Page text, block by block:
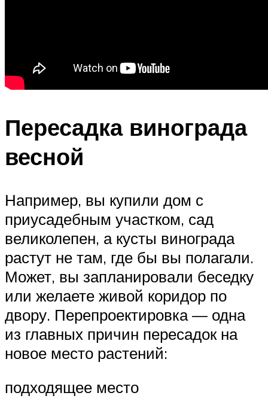
Пересадка винограда
весной
Например, вы купили дом с
приусадебным участком, сад
великолепен, а кусты винограда
растут не там, где бы вы полагали.
Может, вы запланировали беседку
или желаете живой коридор по
двору. Перепроектировка — одна
из главных причин пересадок на
новое место растений:
подходящее место